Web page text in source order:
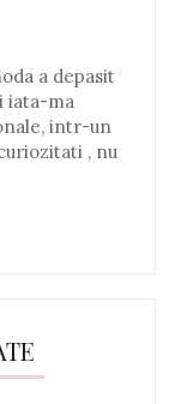
a depasit
iata-ma
intr-un
, nu